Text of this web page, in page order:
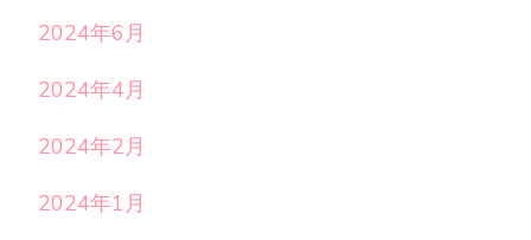
2024年6月
2024年4月
2024年2月
2024年1月